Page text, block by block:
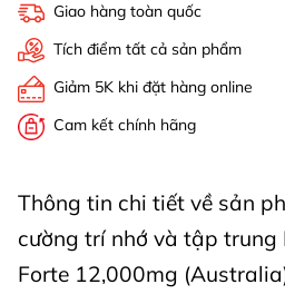
Giao hàng toàn quốc
Tích điểm tất cả sản phẩm
Giảm 5K khi đặt hàng online
Cam kết chính hãng
Thông tin chi tiết về sản
cường trí nhớ và tập trung
Forte 12,000mg